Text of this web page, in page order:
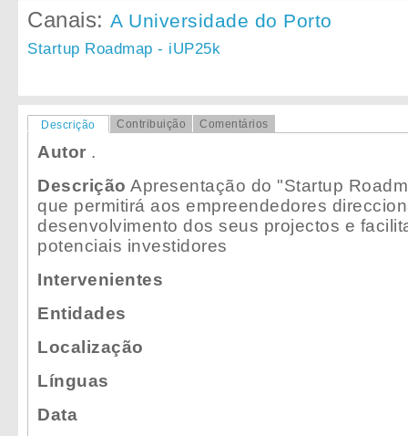
Canais: A Universidade do Porto
Startup Roadmap - iUP25k
Descrição Contribuição Comentários
Autor .
Descrição Apresentação do "Startup
que permitirá aos empreendedores
desenvolvimento dos seus projectos e
potenciais investidores
Intervenientes
Entidades
Localização
Línguas
Data